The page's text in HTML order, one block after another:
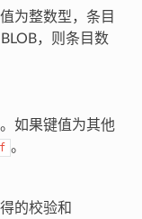
为整数型，条目
，则条目数
如果键值为其他
。
的校验和